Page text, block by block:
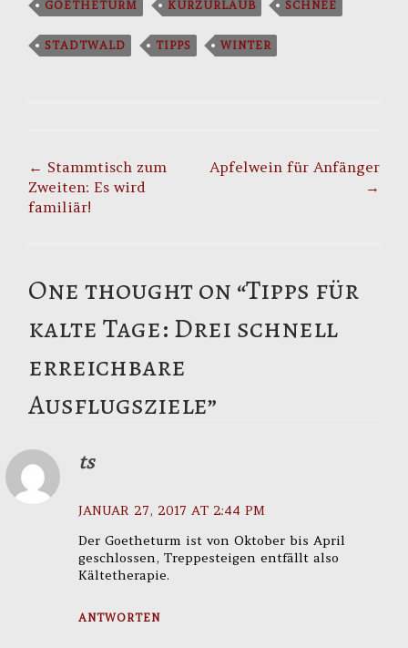
GOETHETURM KURZURLAUB SCHNEE
STADTWALD TIPPS WINTER
navigation
← Stammtisch zum
Zweiten: Es wird
familiär!
Apfelwein für Anfänger
→
One thought on “Tipps für
kalte Tage: Drei schnell
erreichbare
Ausflugsziele”
ts
JANUAR 27, 2017 AT 2:44 PM
Der Goetheturm ist von Oktober bis April
geschlossen, Treppesteigen entfällt also
Kältetherapie.
ANTWORTEN